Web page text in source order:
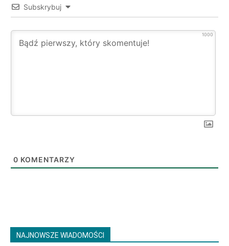
Subskrybuj
1000
0 KOMENTARZY
NAJNOWSZE WIADOMOŚCI